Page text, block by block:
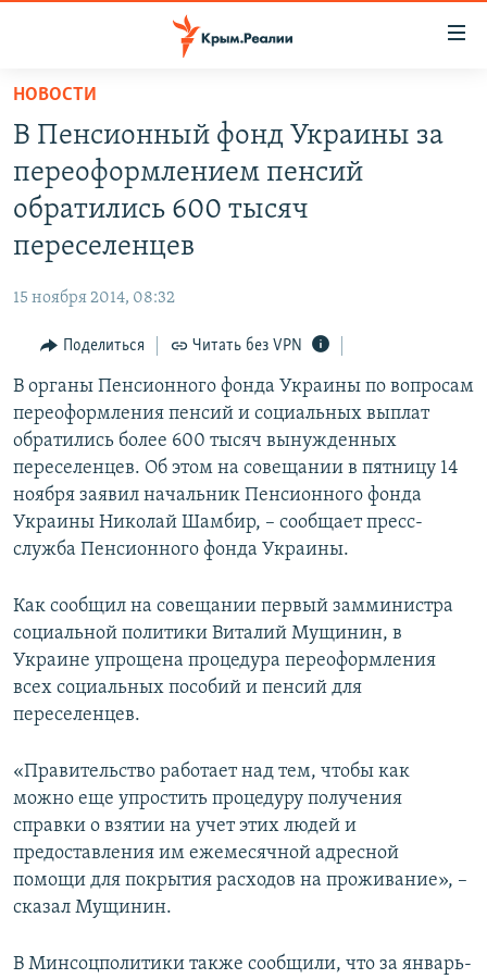
Вернуться
основному
содержанию
Вернутся
главной
Вернутся
поиску
СПЕЦПРОЕКТЫ
ГРУЗ 200
ВОДА
ИНТЕРАКТИВ
ИНФОГРАФИКА
ТЕЛЕПРОЕКТ КРЫМ.РЕАЛИИ
СОВЕТЫ ПРАВОЗАЩИТНИКОВ
ПРОПАВШИЕ БЕЗ ВЕСТИ
ПОБЕДИТЕЛЕЙ НЕ СУДЯТ?
КРЫМ.НЕПОКОРЕННЫЙ
УКРАИНСКАЯ ПРОБЛЕМА КРЫМА
РАДІО СВОБОДА
КАК ОБОЙТИ БЛОКИРОВКУ
Українською
Qırımtatar
ПРИСОЕДИНЯЙТЕСЬ!
Все сайты RFE/RL
НОВОСТИ
В Пенсионный фонд Украины за
переоформлением пенсий
обратились 600 тысяч
переселенцев
15 ноября 2014, 08:32
Поделиться Читать без VPN
В органы Пенсионного фонда Украины по вопросам
переоформления пенсий и социальных выплат
обратились более 600 тысяч вынужденных
переселенцев. Об этом на совещании в пятницу 14
ноября заявил начальник Пенсионного фонда
Украины Николай Шамбир, – сообщает пресс-
служба Пенсионного фонда Украины.
Как сообщил на совещании первый замминистра
социальной политики Виталий Мущинин, в
Украине упрощена процедура переоформления
всех социальных пособий и пенсий для
переселенцев.
«Правительство работает над тем, чтобы как
можно еще упростить процедуру получения
справки о взятии на учет этих людей и
предоставления им ежемесячной адресной
помощи для покрытия расходов на проживание», –
сказал Мущинин.
В Минсоцполитики также сообщили, что за январь-